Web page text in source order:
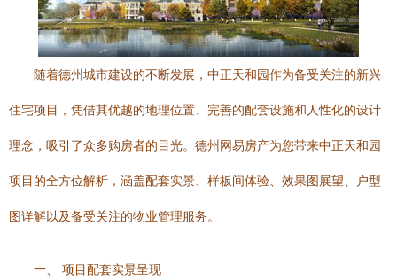
随着德州城市建设的不断发展，中正天和园作为备受关注的新兴
住宅项目，凭借其优越的地理位置、完善的配套设施和人性化的设计
理念，吸引了众多购房者的目光。德州网易房产为您带来中正天和园
项目的全方位解析，涵盖配套实景、样板间体验、效果图展望、户型
图详解以及备受关注的物业管理服务。
一、 项目配套实景呈现